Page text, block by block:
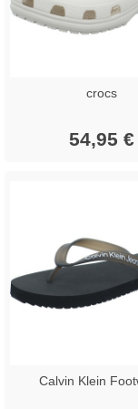
crocs
54,95 €
Calvin Klein